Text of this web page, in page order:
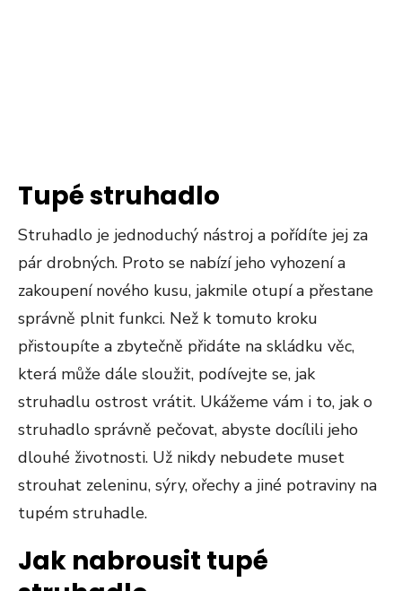
Tupé struhadlo
Struhadlo je jednoduchý nástroj a pořídíte jej za
pár drobných. Proto se nabízí jeho vyhození a
zakoupení nového kusu, jakmile otupí a přestane
správně plnit funkci. Než k tomuto kroku
přistoupíte a zbytečně přidáte na skládku věc,
která může dále sloužit, podívejte se, jak
struhadlu ostrost vrátit. Ukážeme vám i to, jak o
struhadlo správně pečovat, abyste docílili jeho
dlouhé životnosti. Už nikdy nebudete muset
strouhat zeleninu, sýry, ořechy a jiné potraviny na
tupém struhadle.
Jak nabrousit tupé